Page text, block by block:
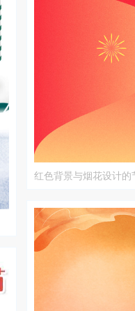
红色背景与烟花设计的